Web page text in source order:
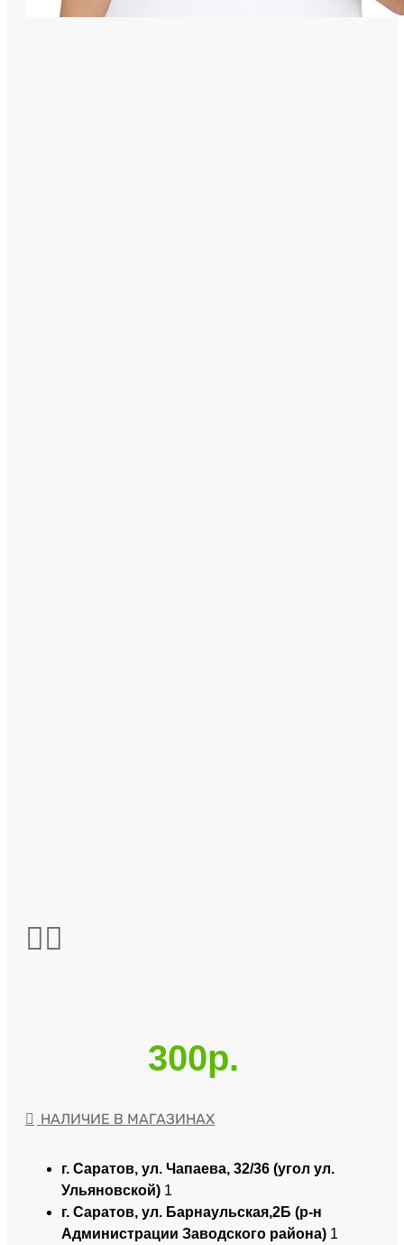
300р.
НАЛИЧИЕ В МАГАЗИНАХ
г. Саратов, ул. Чапаева, 32/36 (угол ул.
Ульяновской) 1
г. Саратов, ул. Барнаульская,2Б (р-н
Администрации Заводского района) 1